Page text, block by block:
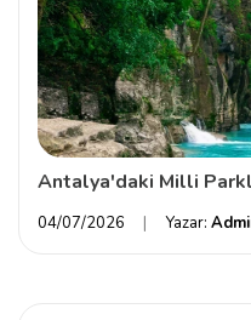
Antalya'daki Milli
04/07/2026 Yazar: